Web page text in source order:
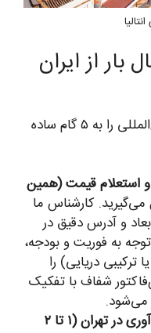
بار از ایران
ما در آنی بار، فرایند حمل‌ونقل بین‌المللی را به ۵ گام ساده
استعلام قیمت (همین
۰۲۱ تماس می‌گیرید. کارشناس ما
و آدرس دقیق در
به فوریت و بودجه،
ترکیبی دریایی) را
شفاف با تفکیک
می‌شود.
گام دوم: بسته‌بندی و جمع‌آوری در تهران (۱ تا ۲